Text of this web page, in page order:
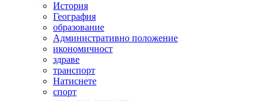
История
География
образование
Административно положение
икономичност
здраве
транспорт
Натиснете
спорт